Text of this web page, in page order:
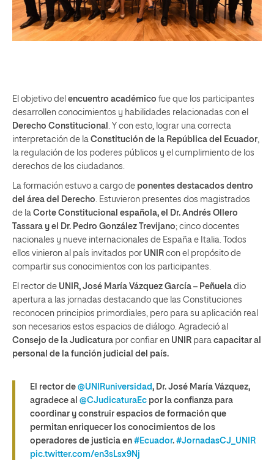
El objetivo del encuentro académico fue que los participantes
desarrollen conocimientos y habilidades relacionadas con el
Derecho Constitucional . Y con esto, lograr una correcta
interpretación de la Constitución de la República del Ecuador,
la regulación de los poderes públicos y el cumplimiento de los
derechos de los ciudadanos.
La formación estuvo a cargo de ponentes destacados dentro
del área del Derecho. Estuvieron presentes dos magistrados
de la Corte Constitucional española, el Dr. Andrés Ollero
Tassara y el Dr. Pedro González Trevijano; cinco docentes
nacionales y nueve internacionales de España e Italia. Todos
ellos vinieron al país invitados por UNIR con el propósito de
compartir sus conocimientos con los participantes.
El rector de UNIR, José María Vázquez García – Peñuela dio
apertura a las jornadas destacando que las Constituciones
reconocen principios primordiales, pero para su aplicación real
son necesarios estos espacios de diálogo. Agradeció al
Consejo de la Judicatura por confiar en UNIR para capacitar al
personal de la función judicial del país.
El rector de @UNIRuniversidad, Dr. José María Vázquez,
agradece al @CJudicaturaEc por la confianza para
coordinar y construir espacios de formación que
permitan enriquecer los conocimientos de los
operadores de justicia en #Ecuador. #JornadasCJ_UNIR
pic.twitter.com/en3sLsx9Nj